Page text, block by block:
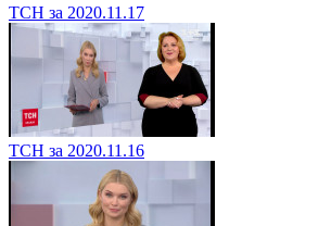
ТСН за 2020.11.17
ТСН за 2020.11.16